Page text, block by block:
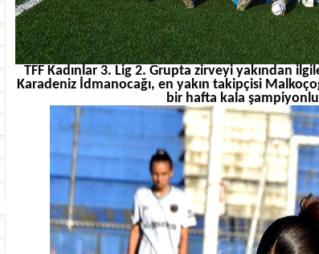
TFF Kadınlar 3. Lig 2. Grupta zirveyi yakından
Karadeniz İdmanocağı, en yakın takipçisi
bir hafta kala